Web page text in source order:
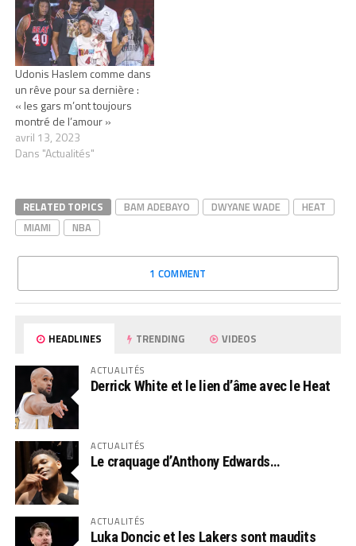
Udonis Haslem comme dans
un rêve pour sa dernière :
« les gars m’ont toujours
montré de l’amour »
avril 13, 2023
Dans "Actualités"
RELATED TOPICS BAM ADEBAYO DWYANE WADE
HEAT
MIAMI
NBA
1 COMMENT
HEADLINES TRENDING VIDEOS
ACTUALITÉS
Derrick White et le lien d’âme avec le Heat
ACTUALITÉS
Le craquage d’Anthony Edwards…
ACTUALITÉS
Luka Doncic et les Lakers sont maudits